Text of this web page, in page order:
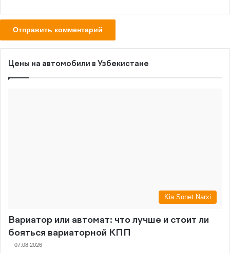
Цены на автомобили в Узбекистане
Kia Sonet Narxi
Вариатор или автомат: что лучше и стоит ли
бояться вариаторной КПП
07.08.2026